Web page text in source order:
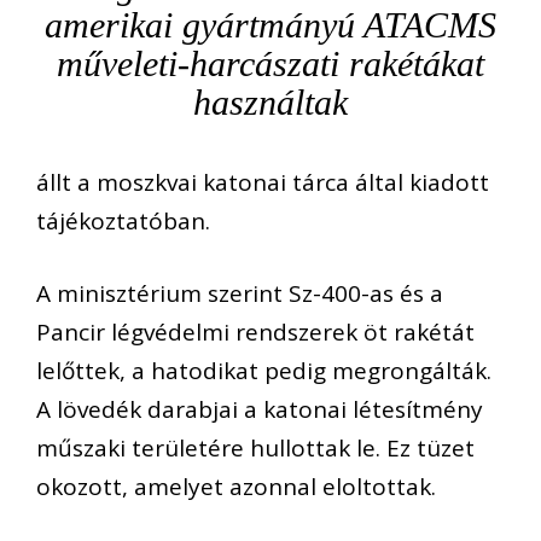
amerikai gyártmányú ATACMS
műveleti-harcászati rakétákat
használtak
állt a moszkvai katonai tárca által kiadott
tájékoztatóban.
A minisztérium szerint Sz-400-as és a
Pancir légvédelmi rendszerek öt rakétát
lelőttek, a hatodikat pedig megrongálták.
A lövedék darabjai a katonai létesítmény
műszaki területére hullottak le. Ez tüzet
okozott, amelyet azonnal eloltottak.